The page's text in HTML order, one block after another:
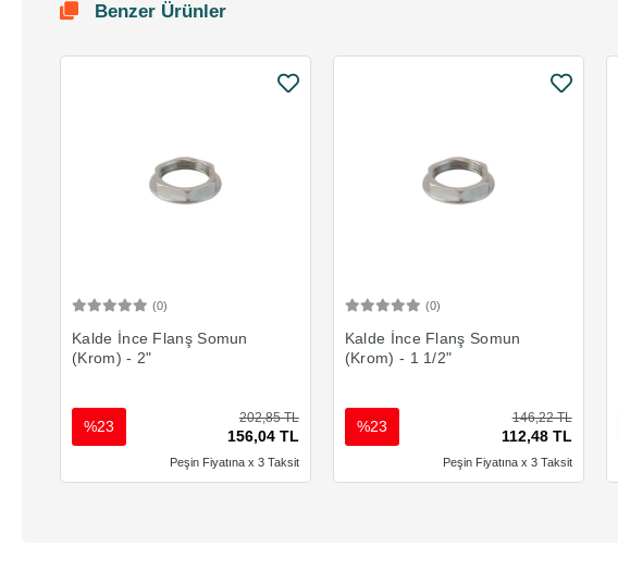
Benzer Ürünler
(0)
Kalde İnce Flanş Somun
(Krom) - 2"
202,85 TL
156,04 TL
%23
Peşin Fiyatına x 3 Taksit
(0)
Kalde İnce Flanş Somun
(Krom) - 1 1/2"
146,22 TL
112,48 TL
%23
Peşin Fiyatına x 3 Taksit